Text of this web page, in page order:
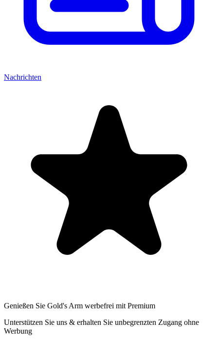
Nachrichten
Genießen Sie Gold's Arm werbefrei mit Premium
Unterstützen Sie uns & erhalten Sie unbegrenzten Zugang ohne
Werbung